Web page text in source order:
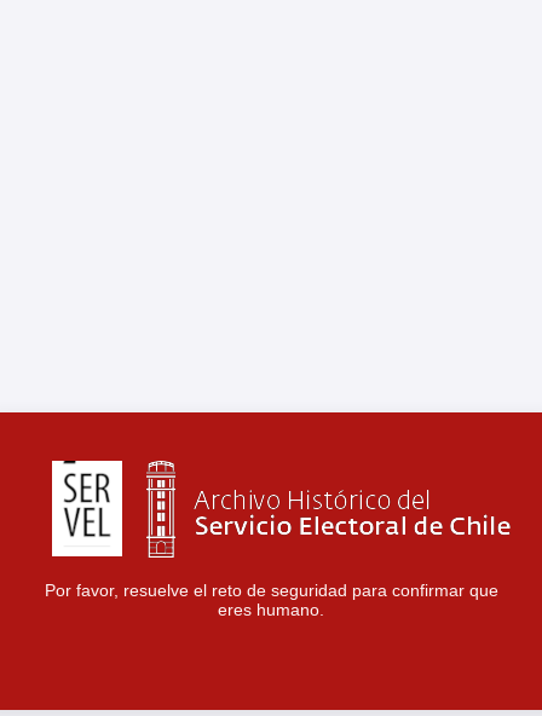
Por favor, resuelve el reto de seguridad para confirmar que
eres humano.